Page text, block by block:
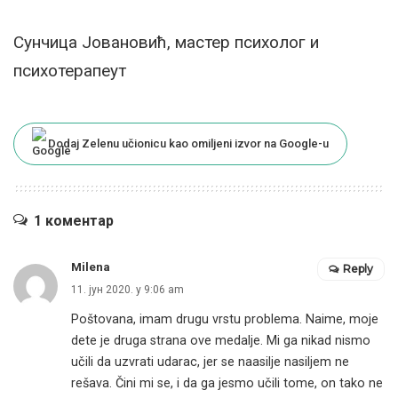
Сунчица Јовановић, мастер психолог и
психотерапеут
Dodaj Zelenu učionicu kao omiljeni izvor na Google-u
1 коментар
Milena
11. јун 2020. у 9:06 am
Poštovana, imam drugu vrstu problema. Naime, moje
dete je druga strana ove medalje. Mi ga nikad nismo
učili da uzvrati udarac, jer se naasilje nasiljem ne
rešava. Čini mi se, i da ga jesmo učili tome, on tako ne
Reply